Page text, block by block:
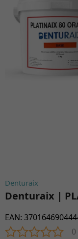
Denturaix
Denturaix |
EAN: